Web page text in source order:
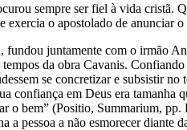
sempre ser fiel à vida cristã.
o apostolado de anunciar
juntamente com o irmão
da obra Cavanis.
se concretizar e subsistir
confiança em Deus era tamanha
o bem” (Positio, Summarium,
a pessoa a não esmorecer